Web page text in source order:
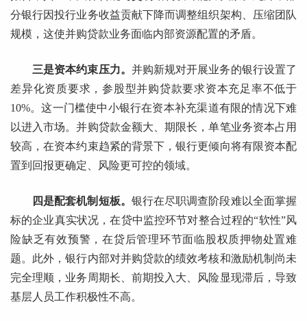
分银行因投行业务收益贡献下降而调整组织架构、压缩团队
规模，这使并购贷款业务面临内部资源配置的矛盾。
三是资本约束压力。 并购新规对开展业务的银行设置了
差异化资质要求，参股型并购贷款要求资本充足率不低于
10%。这一门槛使中小银行在资本补充渠道有限的情况下难
以进入市场。并购贷款金额大、期限长，单笔业务资本占用
较高，在资本约束趋紧的背景下，银行更倾向将有限资本配
置到回报更确定、风险更可控的领域。
四是配套机制短板。 银行在尽职调查阶段难以全面掌握
标的企业真实状况，在贷中监控环节对整合过程的“软性”风
险缺乏有效预警，在贷后管理环节面临股权质押物处置难
题。此外，银行内部对并购贷款的绩效考核和激励机制尚未
完全理顺，业务周期长、前期投入大、风险显现滞后，导致
基层人员工作积极性不高。